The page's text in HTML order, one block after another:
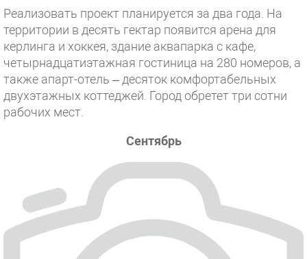
Реализовать проект планируется за два года. На
территории в десять гектар появится арена для
керлинга и хоккея, здание аквапарка с кафе,
четырнадцатиэтажная гостиница на 280 номеров, а
также апарт-отель – десяток комфортабельных
двухэтажных коттеджей. Город обретет три сотни
рабочих мест.
Сентябрь